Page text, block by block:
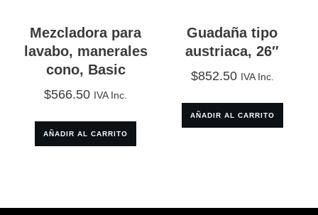
Mezcladora para
lavabo, manerales
cono, Basic
$566.50 IVA Inc.
AÑADIR AL CARRITO
Guadaña tipo
austriaca, 26″
$852.50 IVA Inc.
AÑADIR AL CARRITO